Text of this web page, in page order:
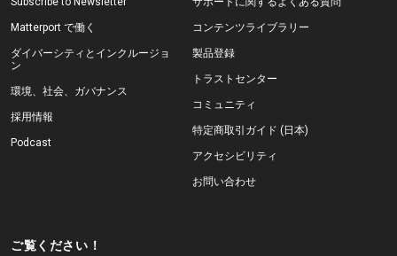
Matterport で働く
ダイバーシティとインクルージョ
ン
環境、社会、ガバナンス
採用情報
Podcast
コンテンツライブラリー
製品登録
トラストセンター
コミュニティ
特定商取引ガイド (日本)
アクセシビリティ
お問い合わせ
ご覧ください！